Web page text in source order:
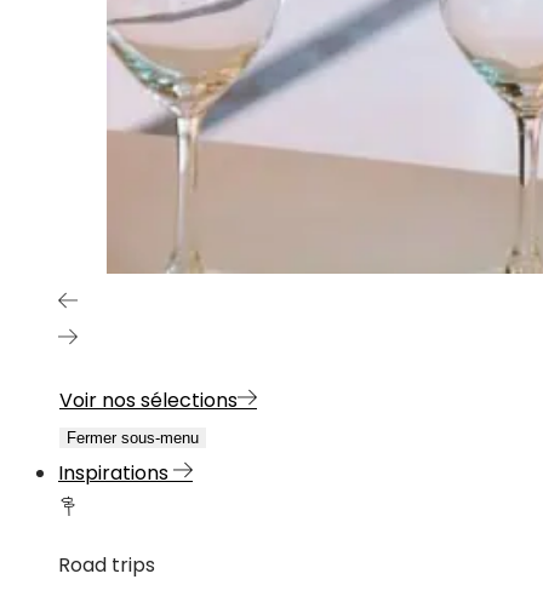
Voir nos sélections
Fermer sous-menu
Inspirations
Road trips